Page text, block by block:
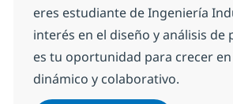
eres estudiante de Ingeniería
interés en el diseño y análisis de
es tu oportunidad para crecer
dinámico y colaborativo.